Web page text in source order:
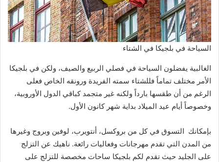
السياحة في بلجيكا في الشتاء
الغالبية يفضلون السياحة في فصلي الربيع والصيف، ولكن في بلجيكا
الأمر مختلف تماماً فللشتاء سمته الفريدة ورونقه الخاص فعلى
الرغم من أن طقسها بارداً ولكنه غير متجمد كباقي الدول الأوروبية،
وخصوصاً أيام عيد الميلاد بداية شهر كانون الأول.
بإمكانك التسوق في كل من بروكسل، أنتويرب، لوفين وبروج وغيرها
من المدن التي تقدم مهرجانات وفعاليات رائعة. ناهيك عن التزلج
على الجليد حيث تقدم لكم بلجيكا ساحات مخصصة للتزلج على